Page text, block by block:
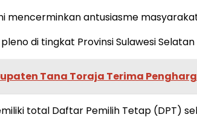
mencerminkan antusiasme
di tingkat Provinsi Sulawesi
Tana Toraja Terima
total Daftar Pemilih Tetap (DPT)